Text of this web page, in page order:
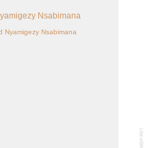
Nsabimana
Nyamigezy Nsabimana